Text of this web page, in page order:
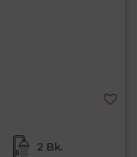
2 Bk.